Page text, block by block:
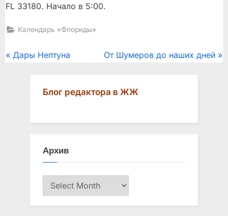
FL 33180. Начало в 5:00.
Календарь «Флориды»
Post
P
Дары Нептуна
N
t
o
От Шумеров до наших дней
Блог редактора в ЖЖ
Архив
Архив